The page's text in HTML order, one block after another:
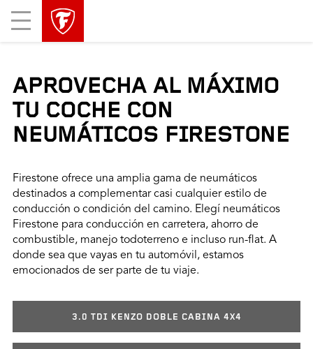
Mobile
Menu
APROVECHA AL MÁXIMO
TU COCHE CON
NEUMÁTICOS FIRESTONE
Firestone ofrece una amplia gama de neumáticos
destinados a complementar casi cualquier estilo de
conducción o condición del camino. Elegí neumáticos
Firestone para conducción en carretera, ahorro de
combustible, manejo todoterreno e incluso run-flat. A
donde sea que vayas en tu automóvil, estamos
emocionados de ser parte de tu viaje.
3.0 TDI KENZO DOBLE CABINA 4X4